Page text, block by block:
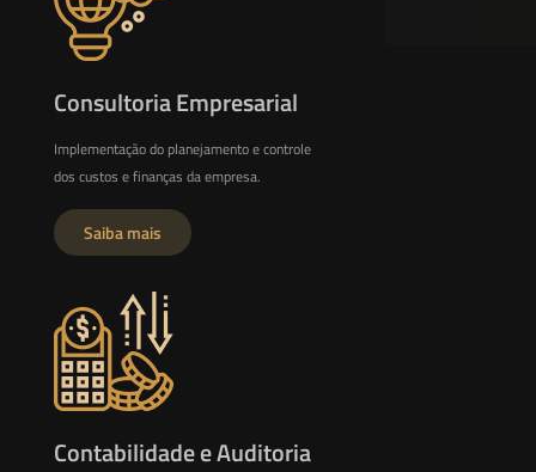
Consultoria Empresarial
Implementação do planejamento e controle
dos custos e finanças da empresa.
Saiba mais
Contabilidade e Auditoria